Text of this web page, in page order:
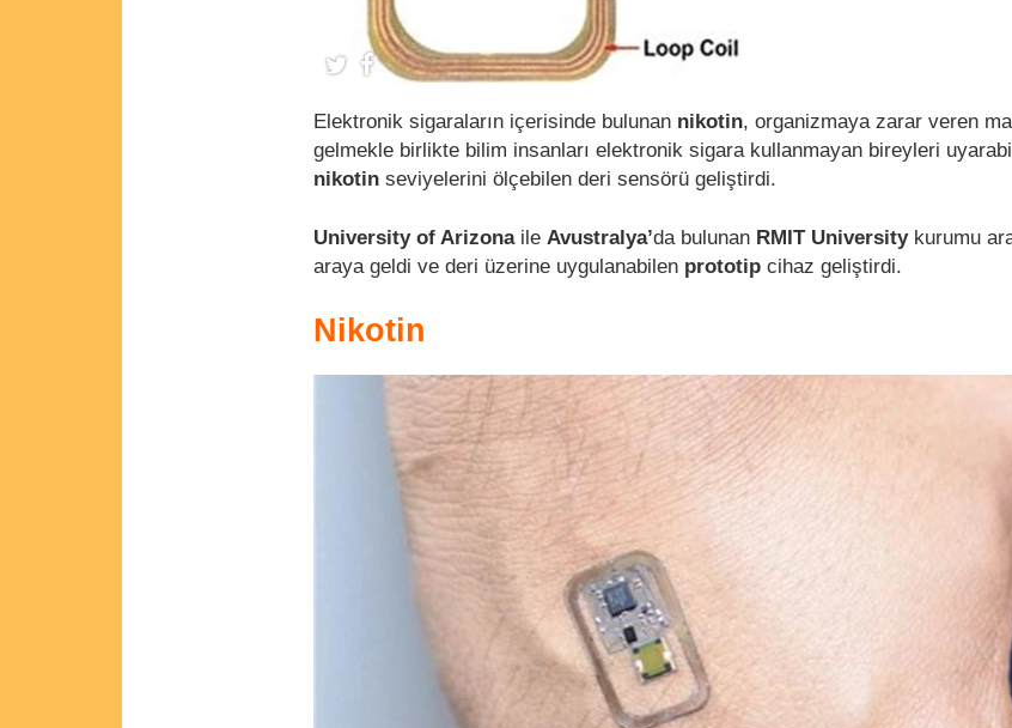
Elektronik sigaraların içerisinde bulunan nikotin, organizmaya zarar veren
gelmekle birlikte bilim insanları elektronik sigara kullanmayan bireyleri
nikotin seviyelerini ölçebilen deri sensörü geliştirdi.
University of Arizona ile Avustralya’da bulunan RMIT University kurumu
araya geldi ve deri üzerine uygulanabilen prototip cihaz geliştirdi.
Nikotin